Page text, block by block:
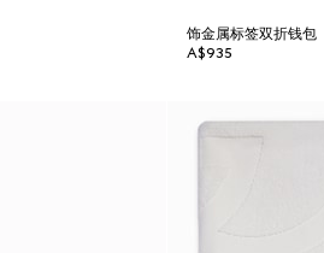
饰金属标签双折钱包
A$935